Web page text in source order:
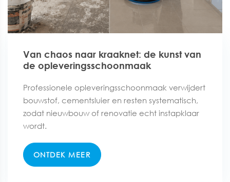
Van chaos naar kraaknet: de kunst van
de opleveringsschoonmaak
Professionele opleveringsschoonmaak verwijdert
bouwstof, cementsluier en resten systematisch,
zodat nieuwbouw of renovatie echt instapklaar
wordt.
ONTDEK MEER